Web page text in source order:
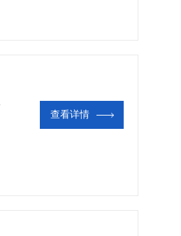
查看详情